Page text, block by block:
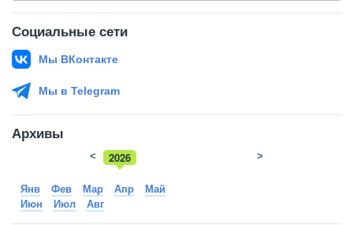
Социальные сети
Мы ВКонтакте
Мы в Telegram
Архивы
2026
2025
< >
Янв Фев Мар Апр
Май
Июн
Июл Авг